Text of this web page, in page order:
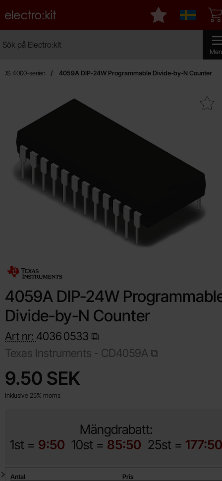
Startsidan för Electro:kit
Sverige
Mina favoriter
4000-serien 4059A DIP-24W Programmable Divide-by-N Counter
Makera 4059A DIP-24W
4059A DIP-24W
Divide-by-N Counter
Art nr: 40360533
Texas Instruments - CD4059A
pris
9.50 SEK
Inklusive 25% moms
Mängdrabatt:
1st = 9:50 10st = 85:50 25st = 177:50
Mängdrabatt
Antal Pris